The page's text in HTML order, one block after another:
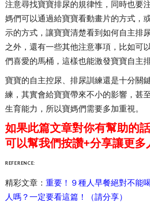
注意尋找寶寶排尿的規律性，同時也要
媽們可以通過給寶寶看動畫片的方式，
示的方式，讓寶寶清楚看到如何自主排
之外，還有一些其他注意事項，比如可
們喜愛的馬桶，這樣也能激發寶寶自主
寶寶的自主控尿、排尿訓練還是十分關
練，其實會給寶寶帶來不小的影響，甚
生育能力，所以寶媽們需要多加重視。
如果此篇文章對你有幫助的話
可以幫我們按讚+分享讓更多
REFERENCE:
精彩文章： 重要！９種人早餐絕對不能
人嗎？一定要看這篇！（請分享）